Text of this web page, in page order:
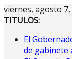
Saltar
al
viernes, agosto 7,
TITULOS:
El
de gabinete